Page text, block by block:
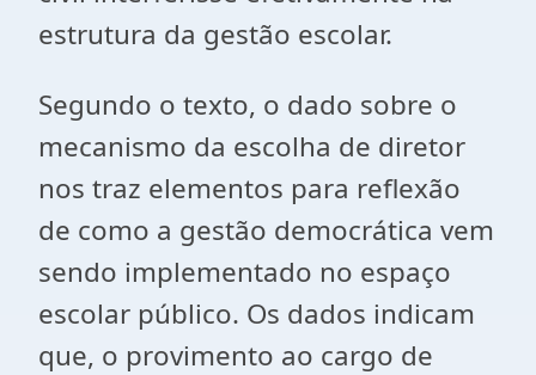
estrutura da gestão escolar.
Segundo o texto, o dado sobre o
mecanismo da escolha de diretor
nos traz elementos para reflexão
de como a gestão democrática vem
sendo implementado no espaço
escolar público. Os dados indicam
que, o provimento ao cargo de